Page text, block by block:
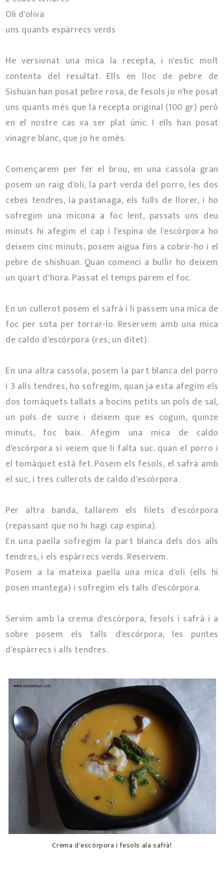
Oli d'oliva
uns quants espàrrecs verds
He versionat una mica la recepta, i n'estic molt
contenta del resultat. Ells en lloc de pebre de
Sishuan han posat pebre rosa, de fesols jo n'he posat
uns quants més que la recepta original (100 gr) però
en el nostre cas va ser plat únic. I ells han posat
vinagre blanc, que jo he omès.
Començarem per fer el brou, en una cassola gran
posem un raig d'oli, la part verda del porro, les dos
cebes tendres, la pastanaga, els fulls de llorer, i ho
sofregim una micona a foc lent, passats uns deu
minuts hi afegim el cap i l'espina de l'escórpora ho
deixem cinc minuts, posem aigua fins a cobrir-ho i el
pebre de shishuan. Quan comenci a bullir ho deixem
un quart d'hora. Passat el temps parem el foc.
En un cullerot posem el safrà i li passem una mica de
foc per sota per torrar-lo. Reservem amb una mica
de caldo d'escórpora (res, un ditet).
En una altra cassola, posem la part blanca del porro
i 3 alls tendres, ho sofregim, quan ja esta afegim els
dos tomàquets tallats a bocins petits un pols de sal,
un pols de sucre i deixem que es coguin, quinze
minuts, foc baix. Afegim una mica de caldo
d'escórpora si veiem que li falta suc. quan el porro i
el tomàquet està fet. Posem els fesols, el safrà amb
el suc, i tres cullerots de caldo d'escórpora.
Per altra banda, tallarem els filets d'escórpora
(repassant que no hi hagi cap espina).
En una paella sofregim la part blanca dels dos alls
tendres, i els espàrrecs verds. Reservem.
Posem a la mateixa paella una mica d'oli (ells hi
posen mantega) i sofregim els talls d'escórpora.
Servim amb la crema d'escórpora, fesols i safrà i a
sobre posem els talls d'escórpora, les puntes
d'espàrrecs i alls tendres.
Crema d'escórpora i fesols ala safrà!